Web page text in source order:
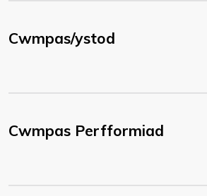
Cwmpas/ystod
Cwmpas Perfformiad